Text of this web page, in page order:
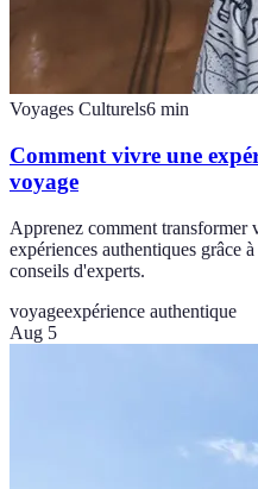
Voyages Culturels6 min
Comment vivre une
voyage
Apprenez comment transformer
expériences authentiques grâce
conseils d'experts.
voyageexpérience authentique
Aug 5